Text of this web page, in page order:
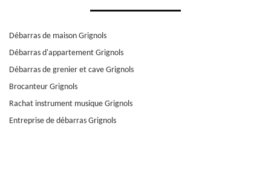
Débarras de maison Grignols
Débarras d'appartement Grignols
Débarras de grenier et cave Grignols
Brocanteur Grignols
Rachat instrument musique Grignols
Entreprise de débarras Grignols